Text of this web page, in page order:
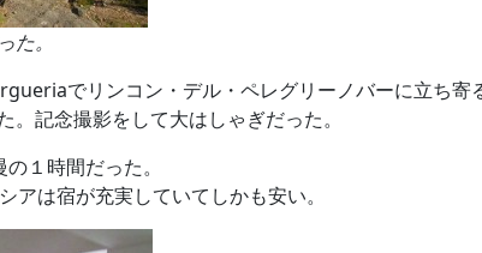
。
でリンコン・デル・ペレグリーノバーに立ち
記念撮影をして大はしゃぎだった。
１時間だった。
は宿が充実していてしかも安い。